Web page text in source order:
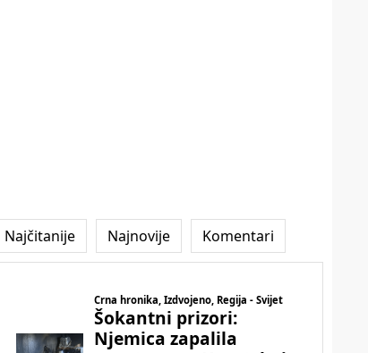
Najčitanije Najnovije Komentari